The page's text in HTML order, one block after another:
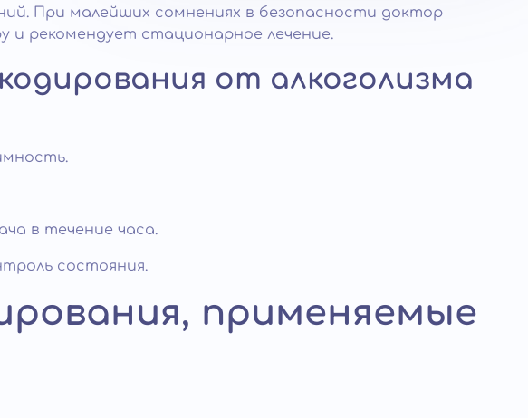
При малейших сомнениях в безопасности доктор
рекомендует стационарное лечение.
от алкоголизма
в течение часа.
состояния.
применяемые